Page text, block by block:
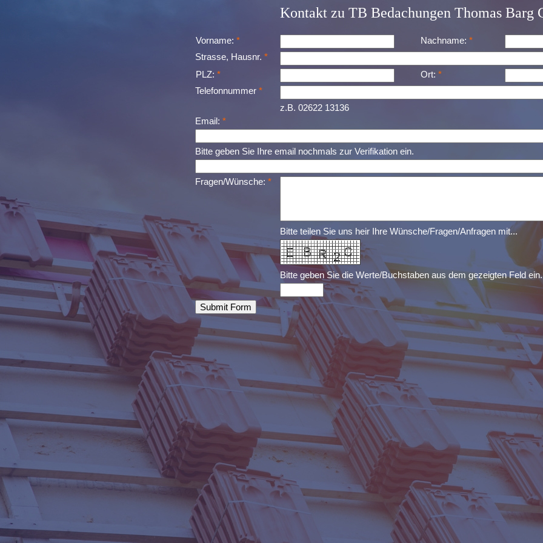
Kontakt zu TB Bedachungen Thomas Barg
Vorname: * Nachname: *
Strasse, Hausnr. *
PLZ: * Ort: *
Telefonnummer *
z.B. 02622 13136
Email: *
Bitte geben Sie Ihre email nochmals zur Verifikation ein.
Fragen/Wünsche: *
Bitte teilen Sie uns heir Ihre Wünsche/Fragen/Anfragen mit...
Bitte geben Sie die Werte/Buchstaben aus dem gezeigten Feld ein.